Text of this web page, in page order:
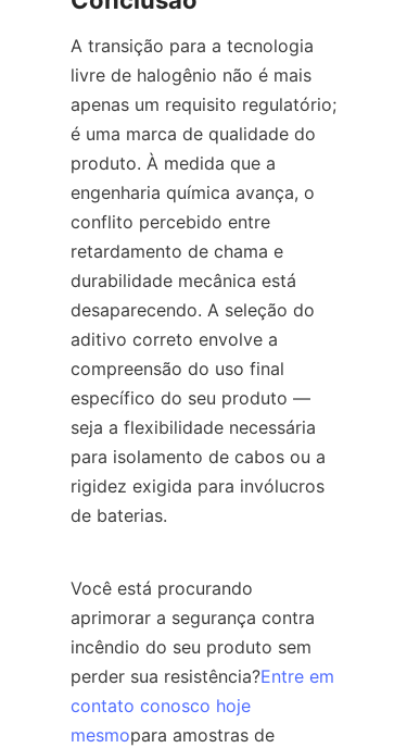
A transição para a tecnologia
livre de halogênio não é mais
apenas um requisito regulatório;
é uma marca de qualidade do
produto. À medida que a
engenharia química avança, o
conflito percebido entre
retardamento de chama e
durabilidade mecânica está
desaparecendo. A seleção do
aditivo correto envolve a
compreensão do uso final
específico do seu produto —
seja a flexibilidade necessária
para isolamento de cabos ou a
rigidez exigida para invólucros
de baterias.
Você está procurando
aprimorar a segurança contra
incêndio do seu produto sem
perder sua resistência?Entre em
contato conosco hoje
mesmopara amostras de